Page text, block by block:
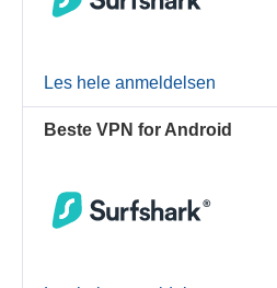
Les hele anmeldelsen
Beste VPN for Android